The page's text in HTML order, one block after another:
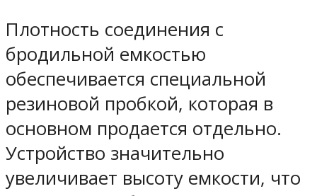
Плотность соединения с
бродильной емкостью
обеспечивается специальной
резиновой пробкой, которая в
основном продается отдельно.
Устройство значительно
увеличивает высоту емкости, что